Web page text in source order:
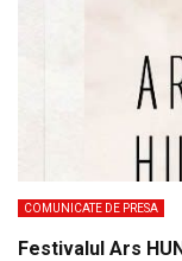
COMUNICATE DE PRESA
Festivalul Ars